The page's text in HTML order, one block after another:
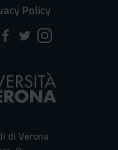
Policy
di Verona